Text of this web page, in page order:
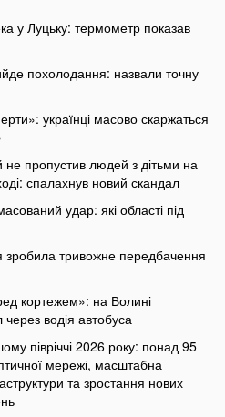
у Луцьку: термометр показав
похолодання: назвали точну
українці масово скаржаться
не пропустив людей з дітьми на
спалахнув новий скандал
удар: які області під
зробила тривожне передбачення
кортежем»: на Волині
водія автобуса
півріччі 2026 року: понад 95
мережі, масштабна
та зростання нових